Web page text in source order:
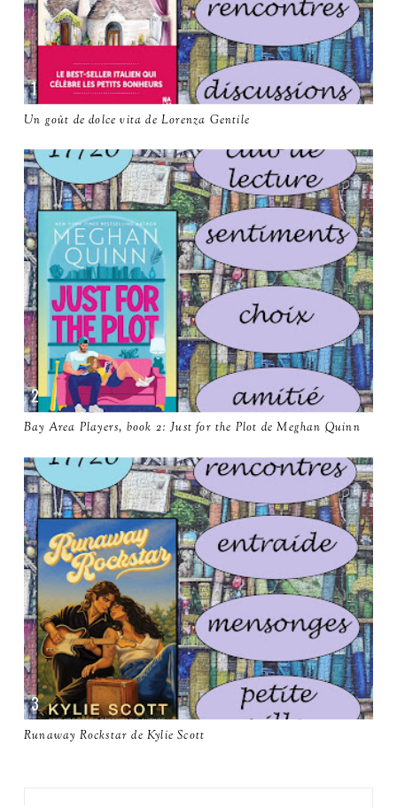
Un goût de dolce vita de Lorenza Gentile
Bay Area Players, book 2: Just for the Plot de Meghan Quinn
Runaway Rockstar de Kylie Scott